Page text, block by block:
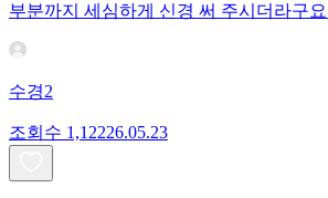
부분까지 세심하게 신경 써 주시더라구
수경2
조회수 1,12226.05.23